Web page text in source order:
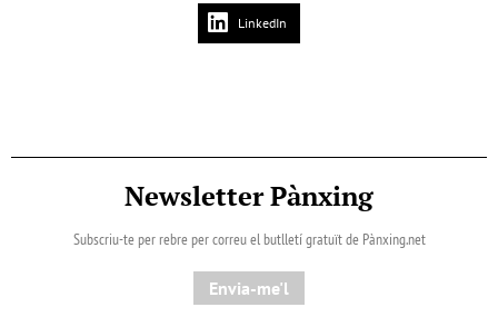
LinkedIn
Newsletter Pànxing
Subscriu-te per rebre per correu el butlletí gratuït de Pànxing.net​
Envia-me'l